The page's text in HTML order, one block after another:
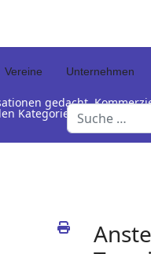
Vereine Unternehmen
Suchen
gedacht.
Kategorienamen